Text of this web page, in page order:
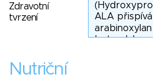
Zdravotní
tvrzení
Nutriční